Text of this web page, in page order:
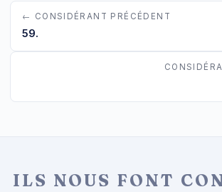
← CONSIDÉRANT PRÉCÉDENT
59.
ILS NOUS FONT